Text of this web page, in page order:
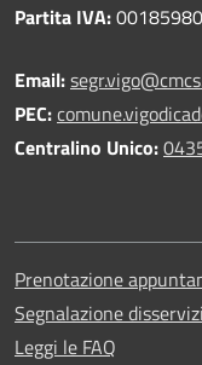
Partita IVA:
Email:
PEC:
Centralino Unico:
Prenotazione
Segnalazione
Leggi le FAQ